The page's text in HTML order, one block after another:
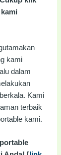
kami
dalam
Kami
terbaik
kami.